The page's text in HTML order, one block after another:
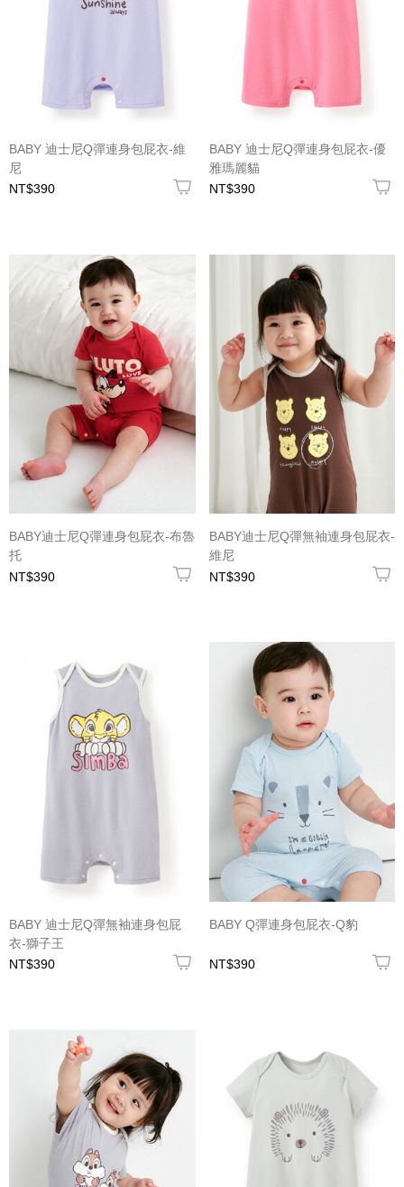
BABY 迪士尼Q彈連身包屁衣-維
尼
NT$390
BABY 迪士尼Q彈連身包屁衣-優
雅瑪麗貓
NT$390
BABY迪士尼Q彈連身包屁衣-布魯
托
NT$390
BABY迪士尼Q彈無袖連身包屁衣-
維尼
NT$390
BABY 迪士尼Q彈無袖連身包屁
衣-獅子王
NT$390
BABY Q彈連身包屁衣-Q豹
NT$390